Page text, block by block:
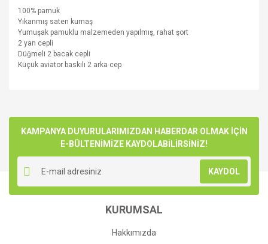
100% pamuk
Yıkanmış saten kumaş
Yumuşak pamuklu malzemeden yapılmış, rahat şort
2 yan cepli
Düğmeli 2 bacak cepli
Küçük aviator baskılı 2 arka cep
Yorum Yaz
kullanarak tarafımıza iletebilirsiniz.
Görüş ve önerileriniz için teşekkür ederiz.
Ürün resmi kalitesiz, bozuk veya görüntülenemiyor.
Ürün açıklamasında eksik bilgiler bulunuyor.
Ürün bilgilerinde hatalar bulunuyor.
Ürün fiyatı diğer sitelerden daha pahalı.
KAMPANYA DUYURULARIMIZDAN HABERDAR OLMAK İÇİN
E-BÜLTENİMİZE KAYDOLABİLİRSİNİZ!
KAYDOL
KURUMSAL
Hakkımızda